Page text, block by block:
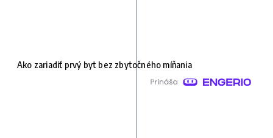
Ako zariadiť prvý byt bez zbytočného míňania